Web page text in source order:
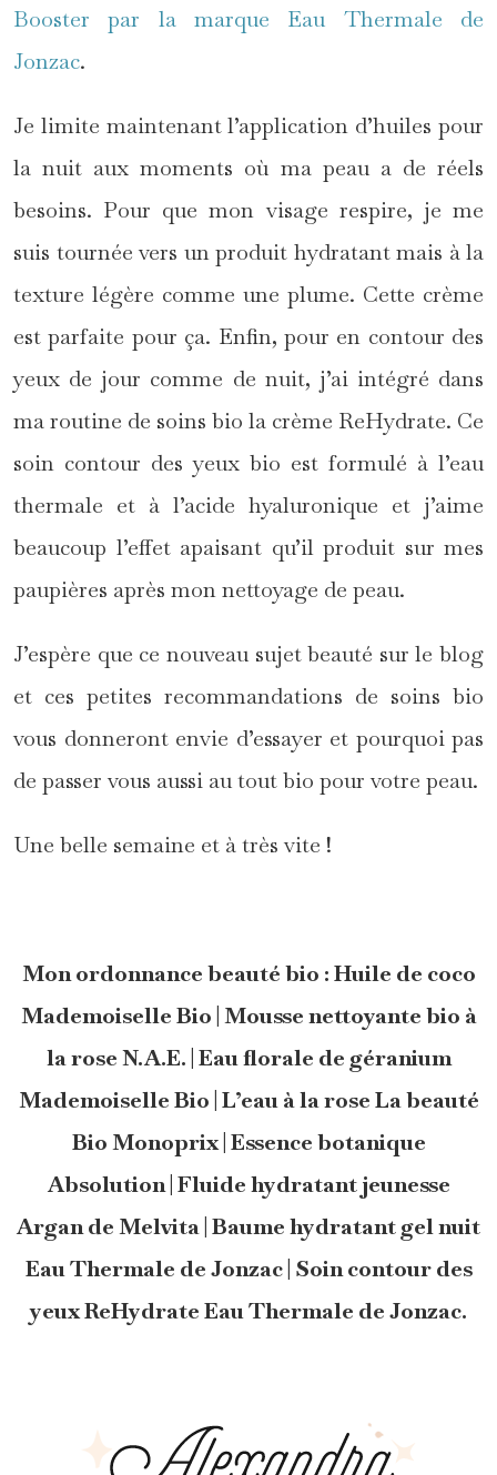
Booster par la marque Eau Thermale de
Jonzac.
Je limite maintenant l’application d’huiles pour
la nuit aux moments où ma peau a de réels
besoins. Pour que mon visage respire, je me
suis tournée vers un produit hydratant mais à la
texture légère comme une plume. Cette crème
est parfaite pour ça. Enfin, pour en contour des
yeux de jour comme de nuit, j’ai intégré dans
ma routine de soins bio la crème ReHydrate. Ce
soin contour des yeux bio est formulé à l’eau
thermale et à l’acide hyaluronique et j’aime
beaucoup l’effet apaisant qu’il produit sur mes
paupières après mon nettoyage de peau.
J’espère que ce nouveau sujet beauté sur le blog
et ces petites recommandations de soins bio
vous donneront envie d’essayer et pourquoi pas
de passer vous aussi au tout bio pour votre peau.
Une belle semaine et à très vite !
Mon ordonnance beauté bio : Huile de coco
Mademoiselle Bio | Mousse nettoyante bio à
la rose N.A.E. | Eau florale de géranium
Mademoiselle Bio | L’eau à la rose La beauté
Bio Monoprix | Essence botanique
Absolution | Fluide hydratant jeunesse
Argan de Melvita | Baume hydratant gel nuit
Eau Thermale de Jonzac | Soin contour des
yeux ReHydrate Eau Thermale de Jonzac.